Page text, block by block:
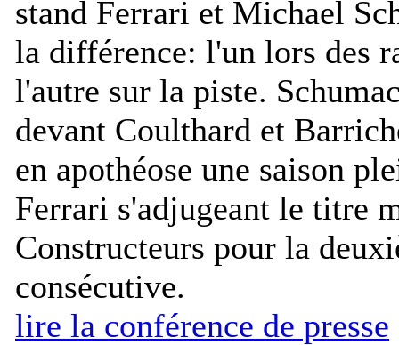
stand Ferrari et Michael
la différence: l'un lors des
l'autre sur la piste.
devant Coulthard et
en apothéose une saison
Ferrari s'adjugeant le titre
Constructeurs pour la
consécutive.
lire la conférence de presse